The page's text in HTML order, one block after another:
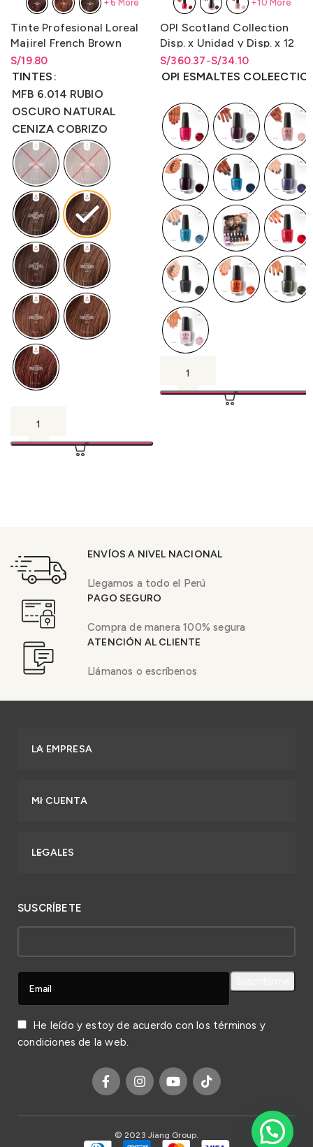
Tinte Profesional Loreal
Majirel French Brown
50gr.– LO3000M4
S/19.80
Rango de precios: desde
S/19.80hasta
TINTES
MFB 6.014 RUBIO
OSCURO NATURAL
CENIZA COBRIZO
+6 More
OPI Scotland Collection
Disp. x Unidad y Disp. x 12
Unidades LQR 15ml.
S/34.10
-
S/360.37
Rango de precios: desde
S/34.10 hasta S/360.37
Rango de precios: desde
S/34.10hastaS/ 360.37
OPI ESMALTES
+10 More
ENVÍOS A NIVEL NACIONAL
Llegamos a todo el Perú
PAGO SEGURO
Compra de manera 100% segura
ATENCIÓN AL CLIENTE
Llámanos o escríbenos
LA EMPRESA
MI CUENTA
LEGALES
SUSCRÍBETE
He leído y estoy de acuerdo con los términos y
condiciones de la web.
© 2023 Jiang Group.